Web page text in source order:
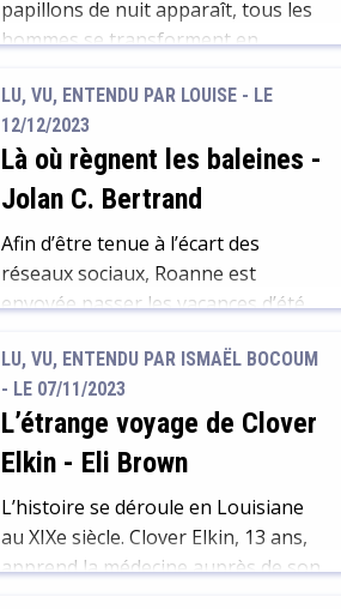
papillons de nuit apparaît, tous les
hommes se transforment en
meurent subitement à leur contact.
Avec toute une partie de la
population qui n’est plus capable
d’assurer ses fonctions, la société
Après plusieurs décennies, rares
sont celles qui se souviennent de
l’époque avant le […]
LU, VU, ENTENDU PAR LOUISE - LE
12/12/2023
Là où règnent les baleines -
Jolan C. Bertrand
Afin d’être tenue à l’écart des
réseaux sociaux, Roanne est
envoyée passer les vacances d’été
? Roanne n’a jamais rencontré son
oncle, et celui-ci vit sur un phare
isolé en pleine mer sans électricité,
ni réseau. Les 2 mois d’été
ne peut parler à […]
LU, VU, ENTENDU PAR ISMAËL BOCOUM
- LE 07/11/2023
L’étrange voyage de Clover
Elkin - Eli Brown
L’histoire se déroule en Louisiane
au XIXe siècle. Clover Elkin, 13 ans,
apprend la médecine auprès de son